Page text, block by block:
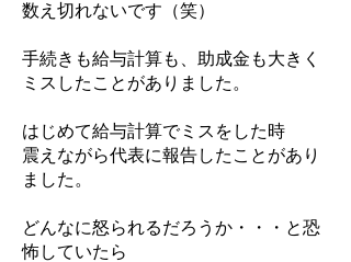
数え切れないです（笑）
手続きも給与計算も、助成金も大きく
ミスしたことがありました。
はじめて給与計算でミスをした時
震えながら代表に報告したことがあり
ました。
どんなに怒られるだろうか・・・と恐
怖していたら